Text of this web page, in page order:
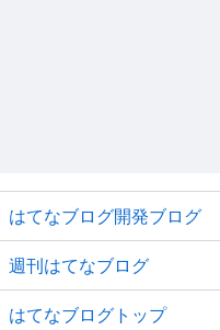
はてなブログ開発ブログ
週刊はてなブログ
はてなブログトップ